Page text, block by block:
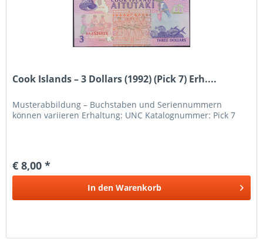
Cook Islands – 3 Dollars (1992) (Pick 7) Erh....
Musterabbildung – Buchstaben und Seriennummern
können variieren Erhaltung: UNC Katalognummer: Pick 7
€ 8,00 *
In den Warenkorb